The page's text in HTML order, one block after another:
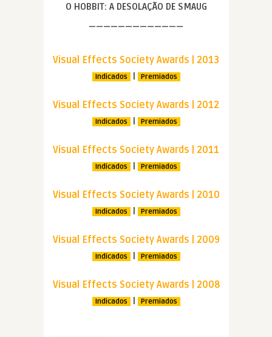
O HOBBIT: A DESOLAÇÃO DE SMAUG
—————————————
Visual Effects Society Awards | 2013
Indicados | Premiados
Visual Effects Society Awards | 2012
Indicados | Premiados
Visual Effects Society Awards | 2011
Indicados | Premiados
Visual Effects Society Awards | 2010
Indicados | Premiados
Visual Effects Society Awards | 2009
Indicados | Premiados
Visual Effects Society Awards | 2008
Indicados | Premiados